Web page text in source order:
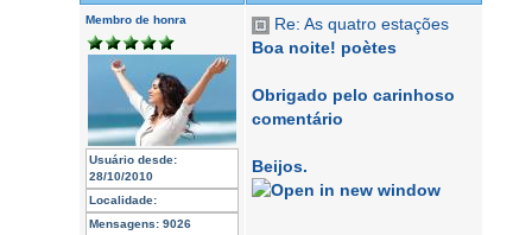
Membro de honra
Usuário desde:
28/10/2010
Localidade:
Mensagens: 9026
Re: As quatro estações
Boa noite! poètes
Obrigado pelo carinhoso
comentário
Beijos.